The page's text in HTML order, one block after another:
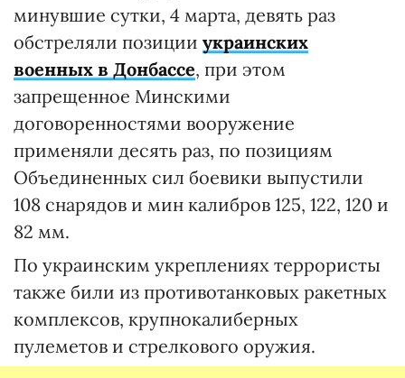
минувшие сутки, 4 марта, девять раз
обстреляли позиции украинских
военных в Донбассе, при этом
запрещенное Минскими
договоренностями вооружение
применяли десять раз, по позициям
Объединенных сил боевики выпустили
108 снарядов и мин калибров 125, 122, 120 и
82 мм.
По украинским укреплениях террористы
также били из противотанковых ракетных
комплексов, крупнокалиберных
пулеметов и стрелкового оружия.